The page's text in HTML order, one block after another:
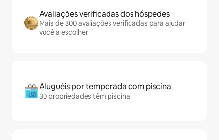
Avaliações verificadas dos hóspedes
Mais de 800 avaliações verificadas para ajudar
você a escolher
Aluguéis por temporada com piscina
30 propriedades têm piscina